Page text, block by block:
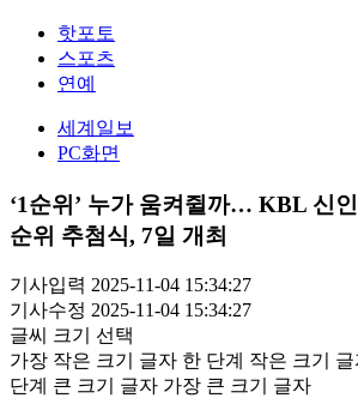
핫포토
스포츠
연예
세계일보
PC화면
‘1순위’ 누가 움켜쥘까… KBL 신
순위 추첨식, 7일 개최
기사입력 2025-11-04 15:34:27
기사수정 2025-11-04 15:34:27
글씨 크기 선택
가장 작은 크기 글자 한 단계 작은 크기
단계 큰 크기 글자 가장 큰 크기 글자